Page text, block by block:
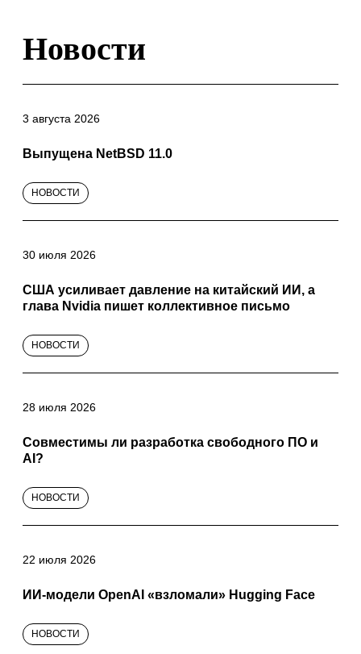
Новости
3 августа 2026
Выпущена NetBSD 11.0
НОВОСТИ
30 июля 2026
США усиливает давление на китайский ИИ, а
глава Nvidia пишет коллективное письмо
НОВОСТИ
28 июля 2026
Совместимы ли разработка свободного ПО и
AI?
НОВОСТИ
22 июля 2026
ИИ-модели OpenAI «взломали» Hugging Face
НОВОСТИ